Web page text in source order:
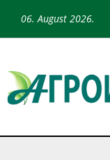
06. August 2026.